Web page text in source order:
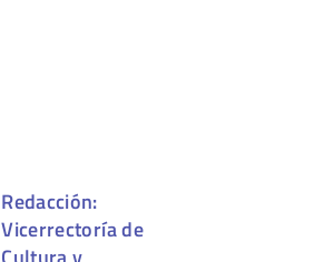
Redacción:
Vicerrectoría de